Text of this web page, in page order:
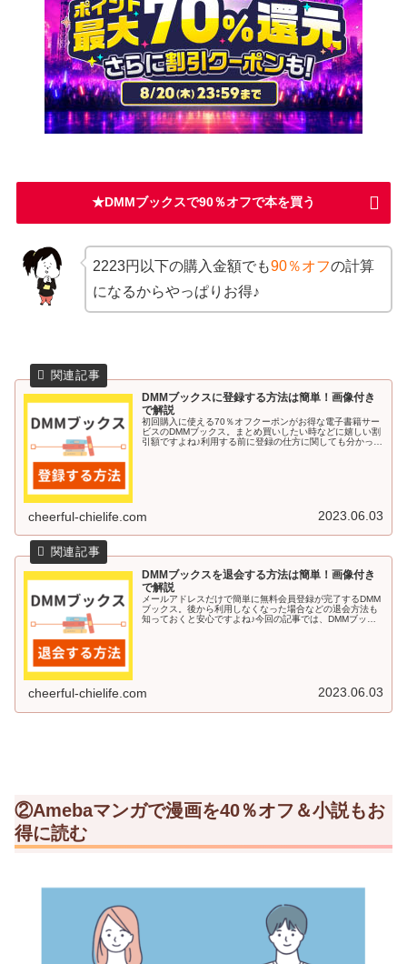
★DMMブックスで90％オフで本を買う
2223円以下の購入金額でも90％オフの計算
になるからやっぱりお得♪
DMMブックスに登録する方法は簡単！画像付き
で解説
初回購入に使える70％オフクーポンがお得な電子書籍サー
ビスのDMMブックス。まとめ買いしたい時などに嬉しい割
引額ですよね♪利用する前に登録の仕方に関しても分かって
cheerful-chielife.com 2023.06.03
DMMブックスを退会する方法は簡単！画像付き
で解説
メールアドレスだけで簡単に無料会員登録が完了するDMM
ブックス。後から利用しなくなった場合などの退会方法も
知っておくと安心ですよね♪今回の記事では、DMMブック
cheerful-chielife.com 2023.06.03
②Amebaマンガで漫画を40％オフ＆小説もお
得に読む